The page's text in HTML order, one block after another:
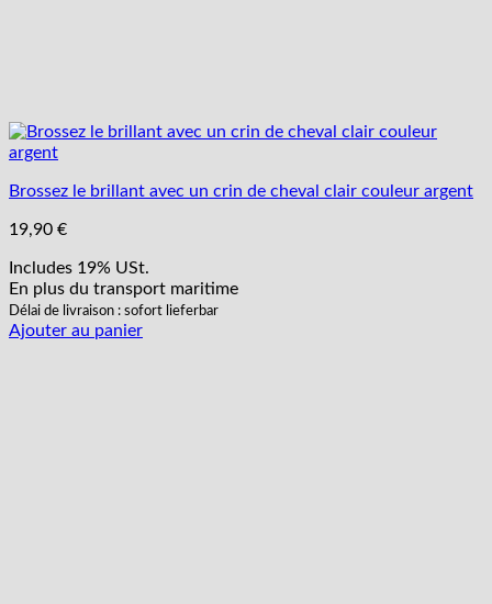
Brossez le brillant avec un crin de cheval clair couleur argent
19,90 €
Includes 19% USt.
En plus du transport maritime
Délai de livraison : sofort lieferbar
Ajouter au panier